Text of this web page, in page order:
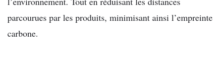
parcourues par les produits, minimisant ainsi l’empreinte
carbone.